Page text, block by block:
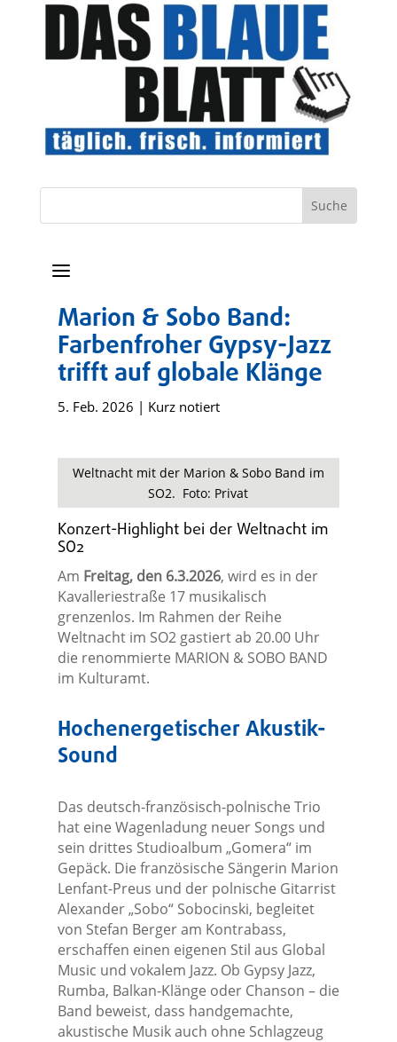
a
Marion & Sobo Band:
Farbenfroher Gypsy-Jazz
trifft auf globale Klänge
5. Feb. 2026 | Kurz notiert
Weltnacht mit der Marion & Sobo Band im
SO2. Foto: Privat
Konzert-Highlight bei der Weltnacht im
SO2
Am Freitag, den 6.3.2026, wird es in der
Kavalleriestraße 17 musikalisch
grenzenlos. Im Rahmen der Reihe
Weltnacht im SO2 gastiert ab 20.00 Uhr
die renommierte MARION & SOBO BAND
im Kulturamt.
Hochenergetischer Akustik-
Sound
Das deutsch-französisch-polnische Trio
hat eine Wagenladung neuer Songs und
sein drittes Studioalbum „Gomera“ im
Gepäck. Die französische Sängerin Marion
Lenfant-Preus und der polnische Gitarrist
Alexander „Sobo“ Sobocinski, begleitet
von Stefan Berger am Kontrabass,
erschaffen einen eigenen Stil aus Global
Music und vokalem Jazz. Ob Gypsy Jazz,
Rumba, Balkan-Klänge oder Chanson – die
Band beweist, dass handgemachte,
akustische Musik auch ohne Schlagzeug